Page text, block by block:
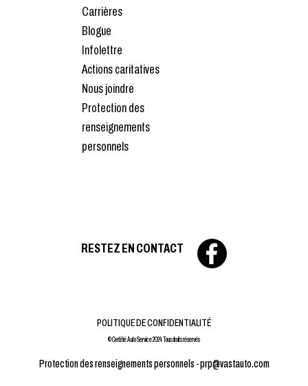
Carrières
Blogue
Infolettre
Actions caritatives
Nous joindre
Protection des
renseignements
personnels
RESTEZ EN CONTACT
POLITIQUE DE CONFIDENTIALITÉ
© Certifié Auto Service 2024 Tous droits réservés
Protection des renseignements personnels -prp@vastauto.com